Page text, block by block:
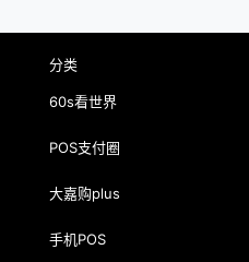
分类
60s看世界
POS支付圈
大嘉购plus
手机POS